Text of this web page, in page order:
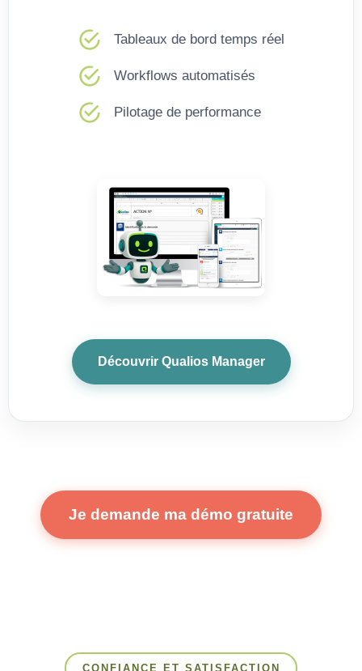
Tableaux de bord temps réel
Workflows automatisés
Pilotage de performance
Découvrir Qualios Manager
Je demande ma démo gratuite
CONFIANCE ET SATISFACTION